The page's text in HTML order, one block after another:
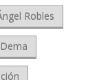
Robles